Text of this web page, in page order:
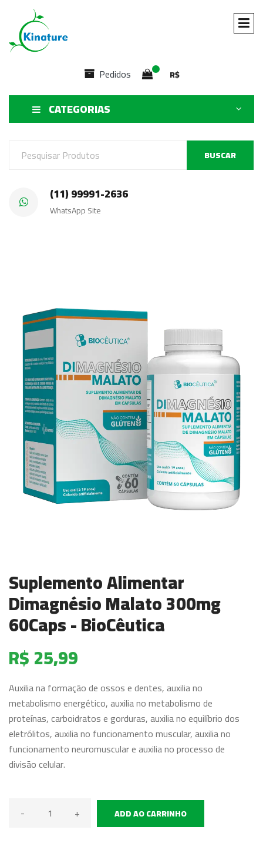
Pedidos R$
CATEGORIAS
BUSCAR
(11) 99991-2636
WhatsApp Site
Suplemento Alimentar
Dimagnésio Malato 300mg
60Caps - BioCêutica
R$ 25,99
Auxilia na formação de ossos e dentes, auxilia no
metabolismo energético, auxilia no metabolismo de
proteínas, carboidratos e gorduras, auxilia no equilíbrio dos
eletrólitos, auxilia no funcionamento muscular, auxilia no
funcionamento neuromuscular e auxilia no processo de
divisão celular.
- + ADD AO CARRINHO